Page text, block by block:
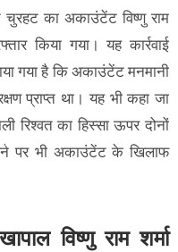
का अकाउंटेंट विष्णु राम
किया गया। यह कार्रवाई
गया है कि अकाउंटेंट मनमानी
प्राप्त था। यह भी कहा जा
रिश्वत का हिस्सा ऊपर दोनों
पर भी अकाउंटेंट के खिलाफ
विष्णु राम शर्मा